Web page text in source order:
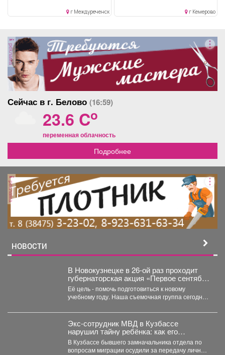
общекультурных г Междуреченск г Кемерово
реклама
Сейчас в г. Белово (16:59)
23.6 Co
переменная облачность
Подробнее
реклама
НОВОСТИ
В Новокузнецке в 26-ой раз проходит
губернаторская акция «Первое сентября
каждому школьнику».
Её цель - помочь подготовиться к новому
учебному году. Наша съемочная группа сегодня
Экс-сотрудник МВД в Кузбассе
нарушил тайну ребёнка: как его
наказали
В Кузбассе бывшего замначальника отдела по
вопросам миграции осудили за передачу личных